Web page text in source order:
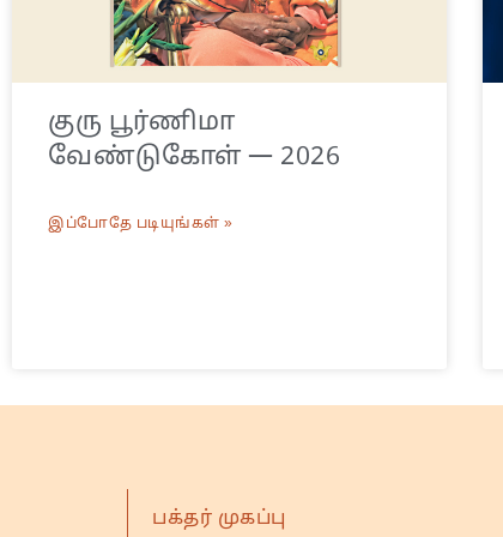
குரு பூர்ணிமா
வேண்டுகோள் — 2026
இப்போதே படியுங்கள் »
பக்தர் முகப்பு